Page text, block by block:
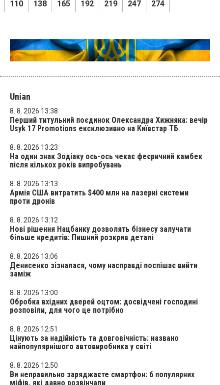
110
138 165 192 219 247 274
Unian
8. 8. 2026 13:38
Перший титульний поєдинок Олександра Хижняка: вечір
Usyk 17 Promotions ексклюзивно на Київстар ТБ
8. 8. 2026 13:23
На один знак Зодіаку ось-ось чекає феєричний камбек
після кількох років випробувань
8. 8. 2026 13:13
Армія США витратить $400 млн на лазерні системи
проти дронів
8. 8. 2026 13:12
Нові рішення Нацбанку дозволять бізнесу залучати
більше кредитів: Пишний розкрив деталі
8. 8. 2026 13:06
Денисенко зізналася, чому насправді поспішає вийти
заміж
8. 8. 2026 13:00
Обробка вхідних дверей оцтом: досвідчені господині
розповіли, для чого це потрібно
8. 8. 2026 12:51
Цінують за надійність та довговічність: названо
найпопулярнішого автовиробника у світі
8. 8. 2026 12:50
Ви неправильно заряджаєте смартфон: 6 популярних
міфів, які давно розвінчали